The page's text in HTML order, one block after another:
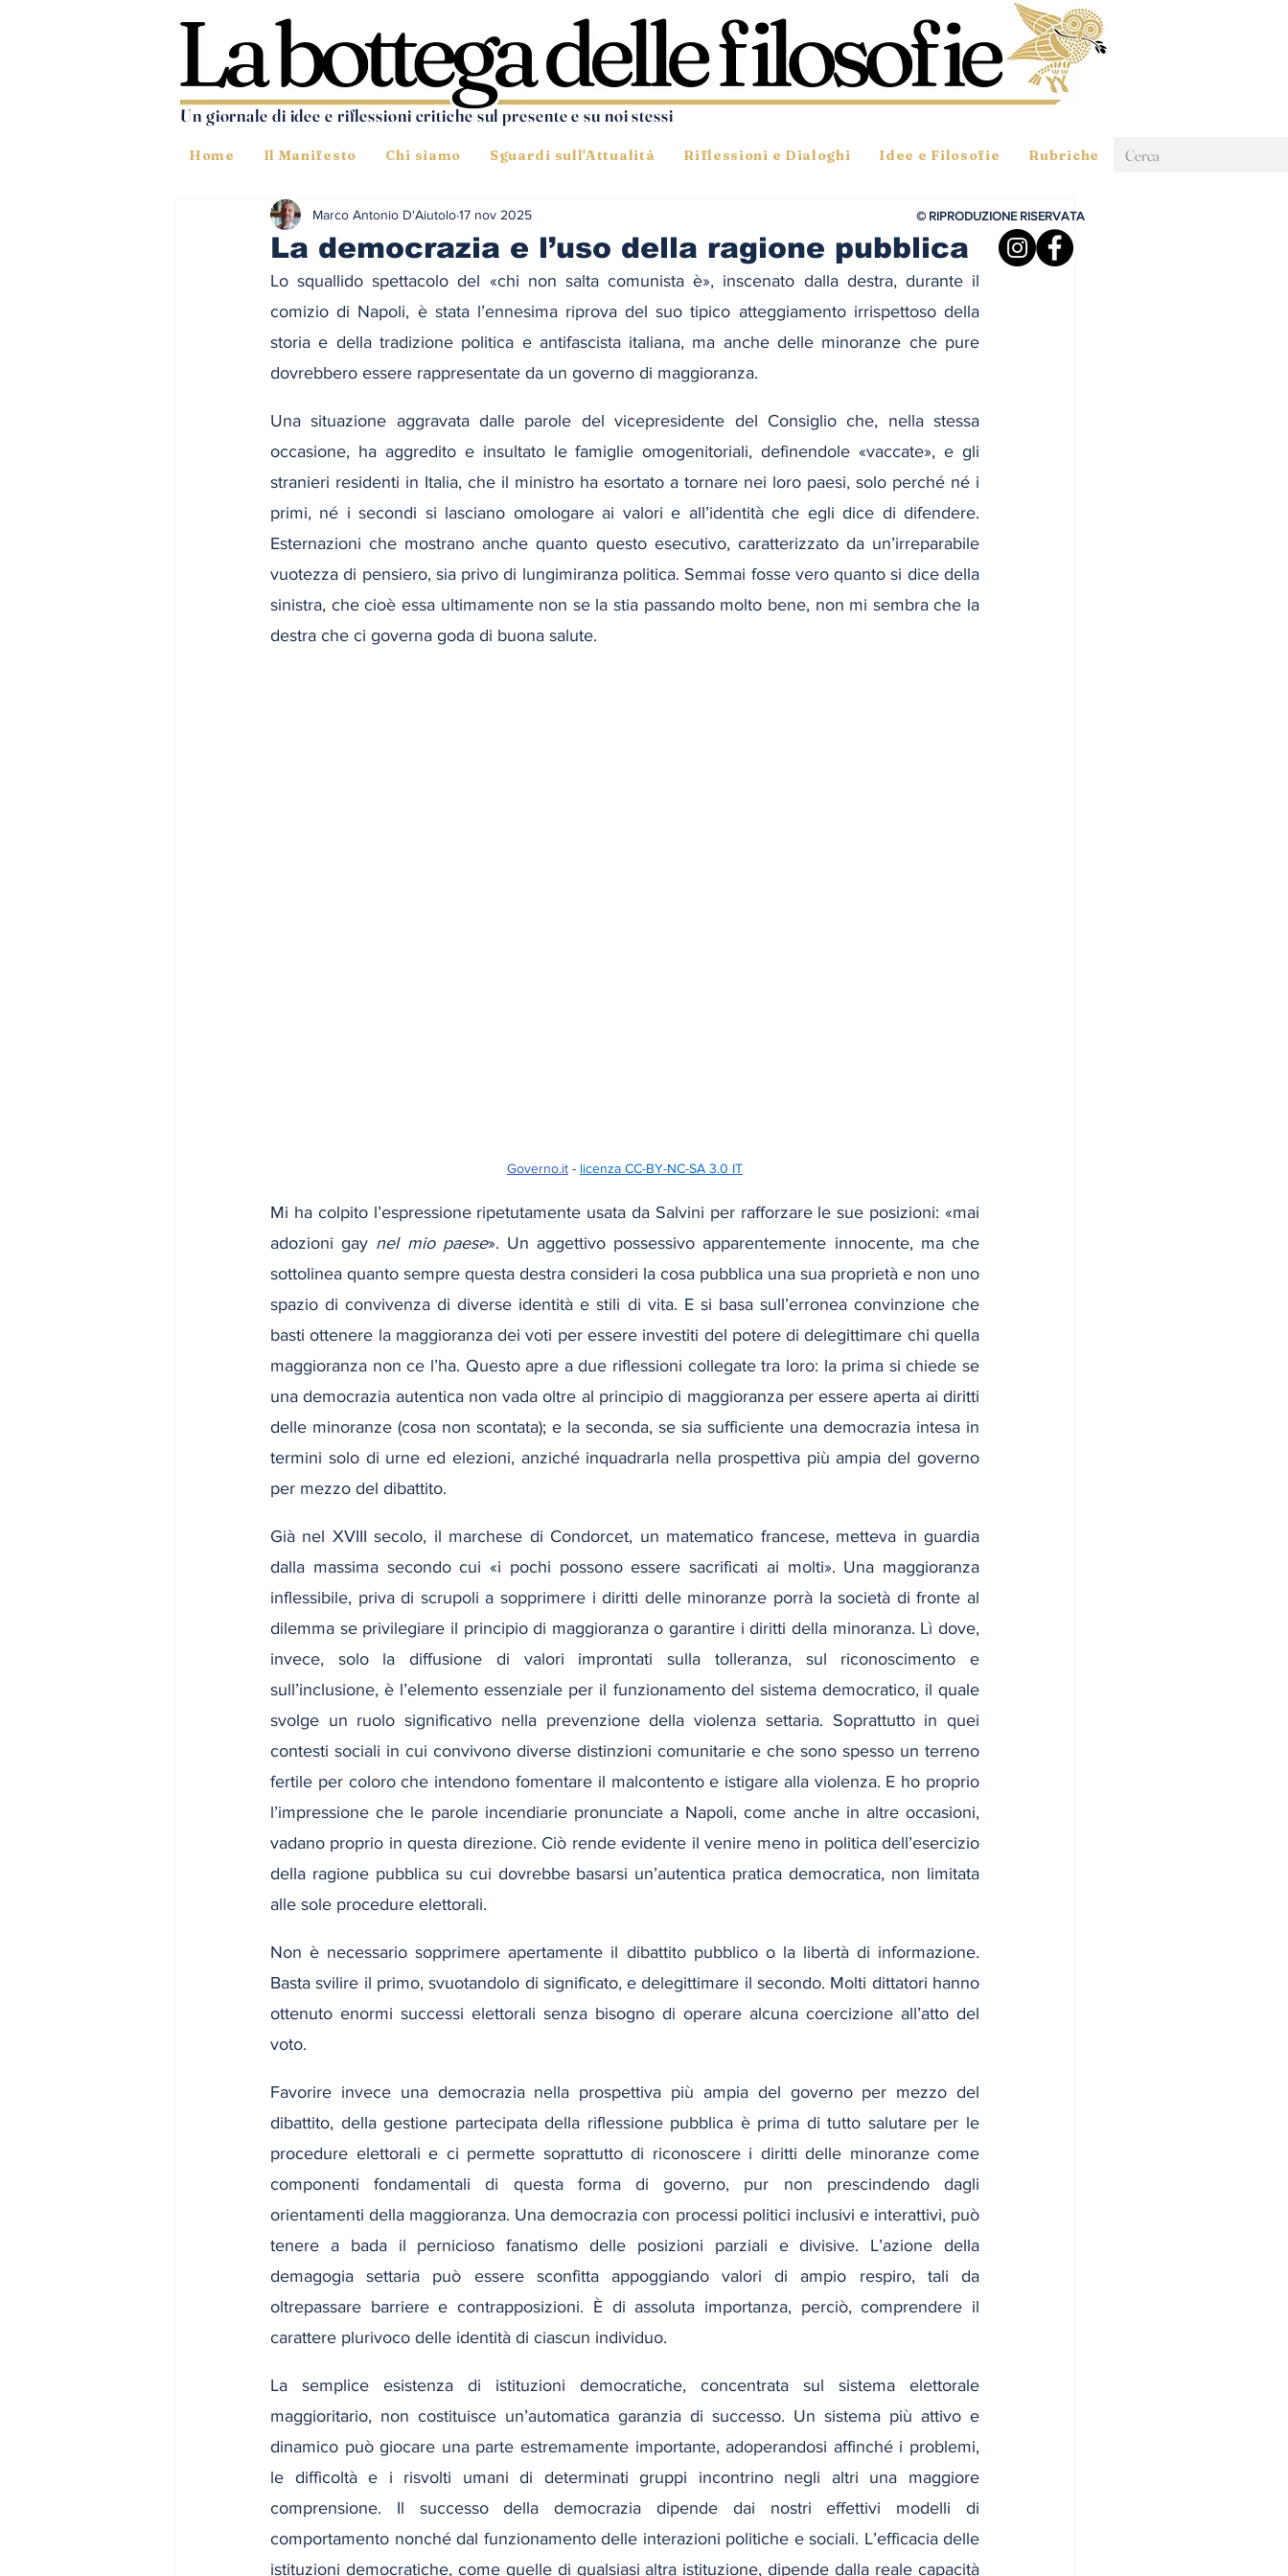
Un giornale di idee e riflessioni critiche sul presente e su noi stessi
Home Il Manifesto Chi siamo Sguardi sull'Attualità Riflessioni e Dialoghi Idee e Filosofie Rubriche
La democrazia e l’uso della ragione pubblica
Marco Antonio D'Aiutolo17 nov 2025
Lo squallido spettacolo del «chi non salta comunista è», inscenato dalla destra, durante il
comizio di Napoli, è stata l’ennesima riprova del suo tipico atteggiamento irrispettoso della
storia e della tradizione politica e antifascista italiana, ma anche delle minoranze che pure
dovrebbero essere rappresentate da un governo di maggioranza.
Una situazione aggravata dalle parole del vicepresidente del Consiglio che, nella stessa
occasione, ha aggredito e insultato le famiglie omogenitoriali, definendole «vaccate», e gli
stranieri residenti in Italia, che il ministro ha esortato a tornare nei loro paesi, solo perché né i
primi, né i secondi si lasciano omologare ai valori e all’identità che egli dice di difendere.
Esternazioni che mostrano anche quanto questo esecutivo, caratterizzato da un’irreparabile
vuotezza di pensiero, sia privo di lungimiranza politica. Semmai fosse vero quanto si dice della
sinistra, che cioè essa ultimamente non se la stia passando molto bene, non mi sembra che la
destra che ci governa goda di buona salute.
Governo.it - licenza CC-BY-NC-SA 3.0 IT
Mi ha colpito l’espressione ripetutamente usata da Salvini per rafforzare le sue posizioni: «mai
adozioni gay nel mio paese». Un aggettivo possessivo apparentemente innocente, ma che
sottolinea quanto sempre questa destra consideri la cosa pubblica una sua proprietà e non uno
spazio di convivenza di diverse identità e stili di vita. E si basa sull’erronea convinzione che
basti ottenere la maggioranza dei voti per essere investiti del potere di delegittimare chi quella
maggioranza non ce l’ha. Questo apre a due riflessioni collegate tra loro: la prima si chiede se
una democrazia autentica non vada oltre al principio di maggioranza per essere aperta ai diritti
delle minoranze (cosa non scontata); e la seconda, se sia sufficiente una democrazia intesa in
termini solo di urne ed elezioni, anziché inquadrarla nella prospettiva più ampia del governo
per mezzo del dibattito.
Già nel XVIII secolo, il marchese di Condorcet, un matematico francese, metteva in guardia
dalla massima secondo cui «i pochi possono essere sacrificati ai molti». Una maggioranza
inflessibile, priva di scrupoli a sopprimere i diritti delle minoranze porrà la società di fronte al
dilemma se privilegiare il principio di maggioranza o garantire i diritti della minoranza. Lì dove,
invece, solo la diffusione di valori improntati sulla tolleranza, sul riconoscimento e
sull’inclusione, è l’elemento essenziale per il funzionamento del sistema democratico, il quale
svolge un ruolo significativo nella prevenzione della violenza settaria. Soprattutto in quei
contesti sociali in cui convivono diverse distinzioni comunitarie e che sono spesso un terreno
fertile per coloro che intendono fomentare il malcontento e istigare alla violenza. E ho proprio
l’impressione che le parole incendiarie pronunciate a Napoli, come anche in altre occasioni,
vadano proprio in questa direzione. Ciò rende evidente il venire meno in politica dell’esercizio
della ragione pubblica su cui dovrebbe basarsi un’autentica pratica democratica, non limitata
alle sole procedure elettorali.
Non è necessario sopprimere apertamente il dibattito pubblico o la libertà di informazione.
Basta svilire il primo, svuotandolo di significato, e delegittimare il secondo. Molti dittatori hanno
ottenuto enormi successi elettorali senza bisogno di operare alcuna coercizione all’atto del
voto.
Favorire invece una democrazia nella prospettiva più ampia del governo per mezzo del
dibattito, della gestione partecipata della riflessione pubblica è prima di tutto salutare per le
procedure elettorali e ci permette soprattutto di riconoscere i diritti delle minoranze come
componenti fondamentali di questa forma di governo, pur non prescindendo dagli
orientamenti della maggioranza. Una democrazia con processi politici inclusivi e interattivi, può
tenere a bada il pernicioso fanatismo delle posizioni parziali e divisive. L’azione della
demagogia settaria può essere sconfitta appoggiando valori di ampio respiro, tali da
oltrepassare barriere e contrapposizioni. È di assoluta importanza, perciò, comprendere il
carattere plurivoco delle identità di ciascun individuo.
La semplice esistenza di istituzioni democratiche, concentrata sul sistema elettorale
maggioritario, non costituisce un’automatica garanzia di successo. Un sistema più attivo e
dinamico può giocare una parte estremamente importante, adoperandosi affinché i problemi,
le difficoltà e i risvolti umani di determinati gruppi incontrino negli altri una maggiore
comprensione. Il successo della democrazia dipende dai nostri effettivi modelli di
comportamento nonché dal funzionamento delle interazioni politiche e sociali. L’efficacia delle
istituzioni democratiche, come quelle di qualsiasi altra istituzione, dipende dalla reale capacità
© RIPRODUZIONE RISERVATA